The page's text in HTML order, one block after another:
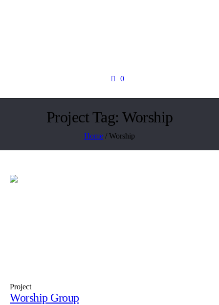
0
Project Tag: Worship
Home / Worship
Project
Worship Group